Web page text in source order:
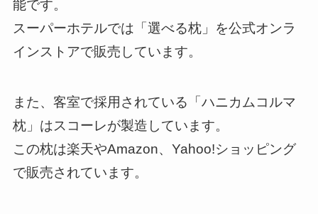
能です。
スーパーホテルでは「選べる枕」を公式オンラ
インストアで販売しています。
また、客室で採用されている「ハニカムコルマ
枕」はスコーレが製造しています。
この枕は楽天やAmazon、Yahoo!ショッピング
で販売されています。